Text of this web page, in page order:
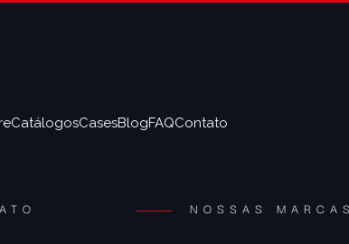
CatálogosCasesBlogFAQContato
NOSSAS MARCAS